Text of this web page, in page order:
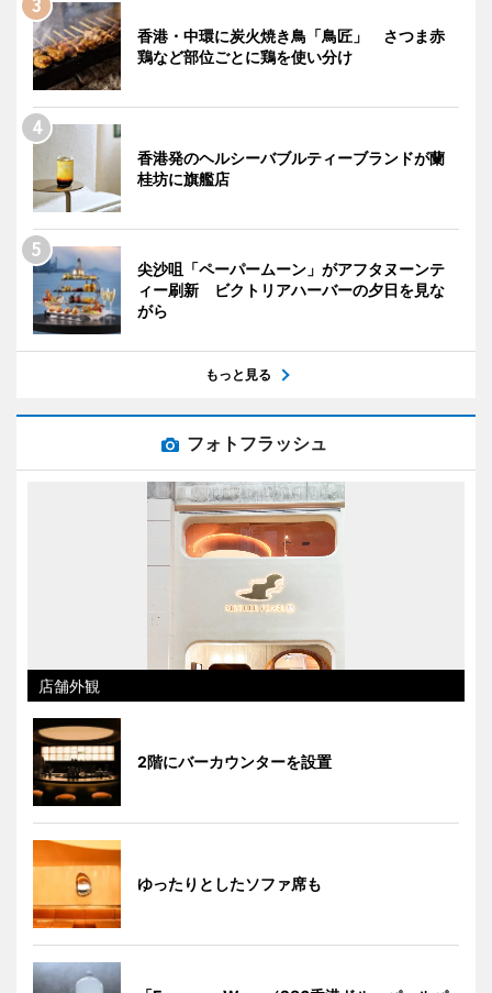
香港・中環に炭火焼き鳥「鳥匠」 さつま赤
鶏など部位ごとに鶏を使い分け
香港発のヘルシーバブルティーブランドが蘭
桂坊に旗艦店
尖沙咀「ペーパームーン」がアフタヌーンテ
ィー刷新 ビクトリアハーバーの夕日を見な
がら
もっと見る
フォトフラッシュ
店舗外観
2階にバーカウンターを設置
ゆったりとしたソファ席も